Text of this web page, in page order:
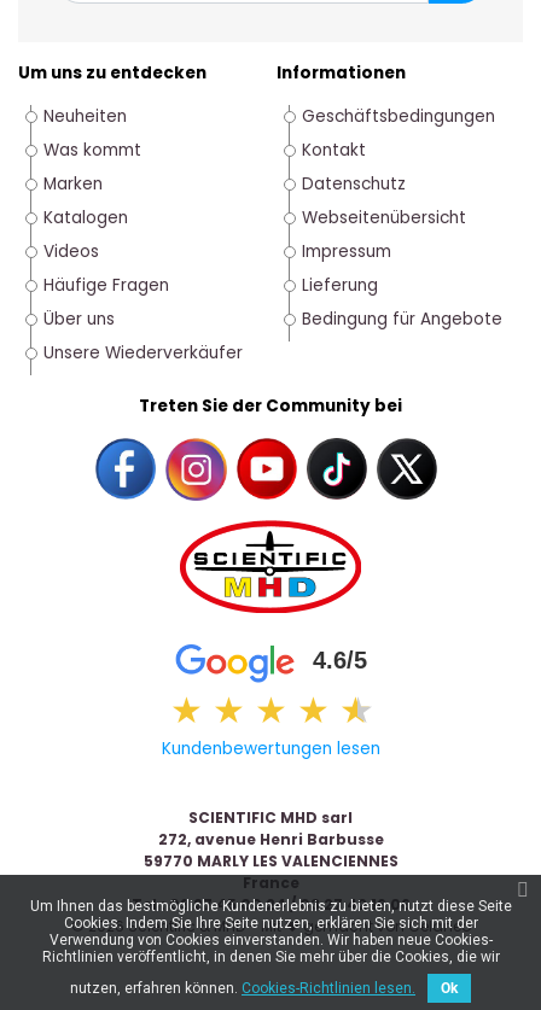
Um uns zu entdecken
Neuheiten
Was kommt
Marken
Katalogen
Videos
Häufige Fragen
Über uns
Unsere Wiederverkäufer
Treten Sie der Community bei
4.6/5
★ ★ ★ ★ ★
★
Kundenbewertungen lesen
Informationen
Geschäftsbedingungen
Kontakt
Datenschutz
Webseitenübersicht
Impressum
Lieferung
Bedingung für Angebote
SCIENTIFIC MHD sarl
272, avenue Henri Barbusse
59770 MARLY LES VALENCIENNES
France
Tel : 03 27 45 00 24 / 03 27 42 16 06
© 2026 Scientific & MHD - Mit ❤ gemacht vonCelaneo
Um Ihnen das bestmögliche Kundenerlebnis zu bieten, nutzt diese Seite
Cookies. Indem Sie Ihre Seite nutzen, erklären Sie sich mit der
Verwendung von Cookies einverstanden. Wir haben neue Cookies-
Richtlinien veröffentlicht, in denen Sie mehr über die Cookies, die wir
nutzen, erfahren können. Cookies-Richtlinien lesen. Ok